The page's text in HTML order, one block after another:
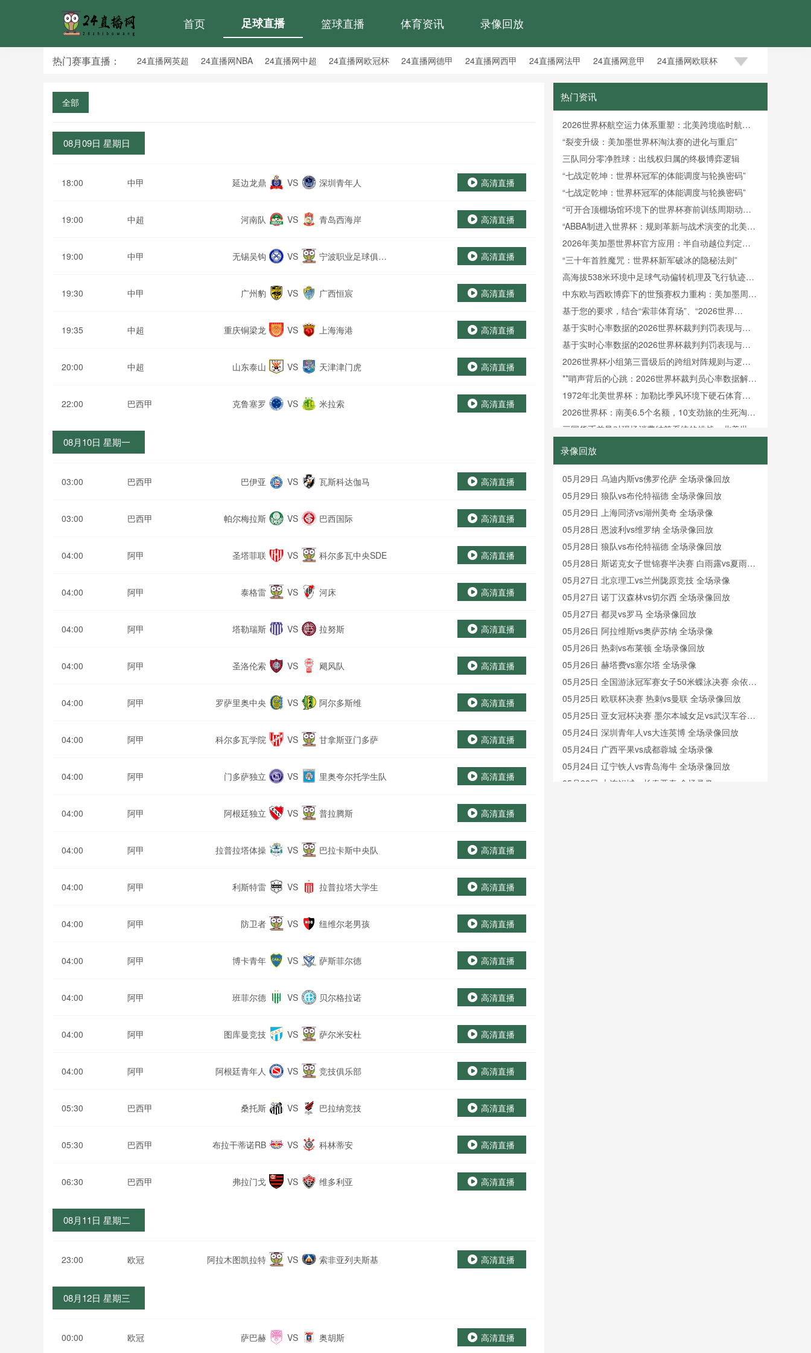
首页 足球直播 篮球直播 体育资讯 录像回放
热门赛事直播： 24直播网英超 24直播网NBA 24直播网中超 24直播网欧冠杯 24直播网德甲 24直播网西甲 24直播网法甲 24直播网意甲 24直播网欧联杯
全部
08月09日 星期日
18:00 中甲 延边龙鼎 VS 深圳青年人 高清直播
19:00 中超 河南队 VS 青岛西海岸 高清直播
19:00 中甲 无锡吴钩 VS 宁波职业足球俱乐
部
高清直播
19:30 中甲 广州豹 VS 广西恒宸 高清直播
19:35 中超 重庆铜梁龙 VS 上海海港 高清直播
20:00 中超 山东泰山 VS 天津津门虎 高清直播
22:00 巴西甲 克鲁塞罗 VS 米拉索 高清直播
08月10日 星期一
03:00 巴西甲 巴伊亚 VS 瓦斯科达伽马 高清直播
03:00 巴西甲 帕尔梅拉斯 VS 巴西国际 高清直播
04:00 阿甲 圣塔菲联 VS 科尔多瓦中央SDE 高清直播
04:00 阿甲 泰格雷 VS 河床 高清直播
04:00 阿甲 塔勒瑞斯 VS 拉努斯 高清直播
04:00 阿甲 圣洛伦索 VS 飓风队 高清直播
04:00 阿甲 罗萨里奥中央 VS 阿尔多斯维 高清直播
04:00 阿甲 科尔多瓦学院 VS 甘拿斯亚门多萨 高清直播
04:00 阿甲 门多萨独立 VS 里奥夸尔托学生队 高清直播
04:00 阿甲 阿根廷独立 VS 普拉腾斯 高清直播
04:00 阿甲 拉普拉塔体操 VS 巴拉卡斯中央队 高清直播
04:00 阿甲 利斯特雷 VS 拉普拉塔大学生 高清直播
04:00 阿甲 防卫者 VS 纽维尔老男孩 高清直播
04:00 阿甲 博卡青年 VS 萨斯菲尔德 高清直播
04:00 阿甲 班菲尔德 VS 贝尔格拉诺 高清直播
04:00 阿甲 图库曼竞技 VS 萨尔米安杜 高清直播
04:00 阿甲 阿根廷青年人 VS 竞技俱乐部 高清直播
05:30 巴西甲 桑托斯 VS 巴拉纳竞技 高清直播
05:30 巴西甲 布拉干蒂诺RB VS 科林蒂安 高清直播
06:30 巴西甲 弗拉门戈 VS 维多利亚 高清直播
08月11日 星期二
23:00 欧冠 阿拉木图凯拉特 VS 索非亚列夫斯基 高清直播
08月12日 星期三
00:00 欧冠 萨巴赫 VS 奥胡斯 高清直播
热门资讯
2026世界杯航空运力体系重塑：北美跨境临时航线
审批机制优化与路径创新研究
“裂变升级：美加墨世界杯淘汰赛的进化与重启”
三队同分零净胜球：出线权归属的终极博弈逻辑
“七战定乾坤：世界杯冠军的体能调度与轮换密码”
“七战定乾坤：世界杯冠军的体能调度与轮换密码”
“可开合顶棚场馆环境下的世界杯赛前训练周期动态
调控策略——以温哥华BC Place体育场为例”
“ABBA制进入世界杯：规则革新与战术演变的北美赛
区新篇章”
2026年美加墨世界杯官方应用：半自动越位判定实
时渲染帧率架构深度剖析
“三十年首胜魔咒：世界杯新军破冰的隐秘法则”
高海拔538米环境中足球气动偏转机理及飞行轨迹动
态补偿建模研究
中东欧与西欧博弈下的世预赛权力重构：美加墨周期
欧洲区16强格局前瞻
基于您的要求，结合“索菲体育场”、“2026世界
杯”、“可开合穹顶”、“夏季极端高温”及“热环境主动调
控”等核心要素，为您重拟标题如下：<br /> <br /> **
应对极端热浪的智能响应：2026
基于实时心率数据的2026世界杯裁判判罚表现与生
理负荷动态分析
基于实时心率数据的2026世界杯裁判判罚表现与生
理负荷动态分析
2026世界杯小组第三晋级后的跨组对阵规则与逻辑
解析
**哨声背后的心跳：2026世界杯裁判员心率数据解码
实战压力**
1972年北美世界杯：加勒比季风环境下硬石体育场
排水系统最大承载能力分析
2026世界杯：南美6.5个名额，10支劲旅的生死淘汰
率有多窒息？
三国货币差异对现场消费结算系统的挑战：北美世界
杯前瞻
2026世界杯末轮同开赛制下，小组第三名晋级格局
的博弈与重构
冷链餐食检疫三国标准：2026世界杯赛事保障前瞻
2026死亡之组G：比利时、埃及、伊朗三强围猎
2026美加墨世界杯C组：巴西坐镇，群雄环伺
西班牙乌拉圭狭路相逢，H组巅峰对话引爆2026世界
杯
《世界杯最年长进球纪录或被刷新！41岁佩佩能否再
破门？》
《加拿大酒店价格飙升！多伦多市中心房价涨至
5000元/晚》
《比利时“新德布劳内”德凯特拉雷成焦点！欧洲红魔
再冲冠》
波黑vs卡塔尔直播_波黑vs卡塔尔免费直播在线直播_
波黑vs卡塔尔免费在线高清直播-24直播网
巴拿马vs克罗地亚直播_巴拿马vs克罗地亚直播在线
观看_巴拿马vs克罗地亚直播免费比赛回放观看无插
件-24直播网
捷克vs墨西哥直播_世界杯捷克vs墨西哥直播_捷克vs
墨西哥直播免费观看无插件
录像回放
05月29日 乌迪内斯vs佛罗伦萨 全场录像回放
05月29日 狼队vs布伦特福德 全场录像回放
05月29日 上海同济vs湖州美奇 全场录像
05月28日 恩波利vs维罗纳 全场录像回放
05月28日 狼队vs布伦特福德 全场录像回放
05月28日 斯诺克女子世锦赛半决赛 白雨露vs夏雨滢
全场录像回放
05月27日 北京理工vs兰州陇原竞技 全场录像
05月27日 诺丁汉森林vs切尔西 全场录像回放
05月27日 都灵vs罗马 全场录像回放
05月26日 阿拉维斯vs奥萨苏纳 全场录像
05月26日 热刺vs布莱顿 全场录像回放
05月26日 赫塔费vs塞尔塔 全场录像
05月25日 全国游泳冠军赛女子50米蝶泳决赛 余依婷
全场录像回放
05月25日 欧联杯决赛 热刺vs曼联 全场录像回放
05月25日 亚女冠杯决赛 墨尔本城女足vs武汉车谷江
大女足 全场录像回放
05月24日 深圳青年人vs大连英博 全场录像回放
05月24日 广西平果vs成都蓉城 全场录像
05月24日 辽宁铁人vs青岛海牛 全场录像回放
05月23日 大连鲲城vs长春亚泰 全场录像